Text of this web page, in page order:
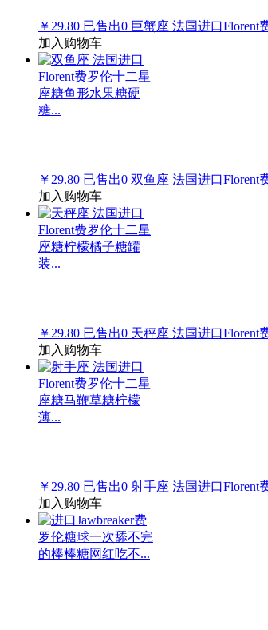
￥29.80 已售出0 巨蟹座 法国进口Florent
加入购物车
￥29.80 已售出0 双鱼座 法国进口Florent
加入购物车
￥29.80 已售出0 天秤座 法国进口Florent
加入购物车
￥29.80 已售出0 射手座 法国进口Florent
加入购物车